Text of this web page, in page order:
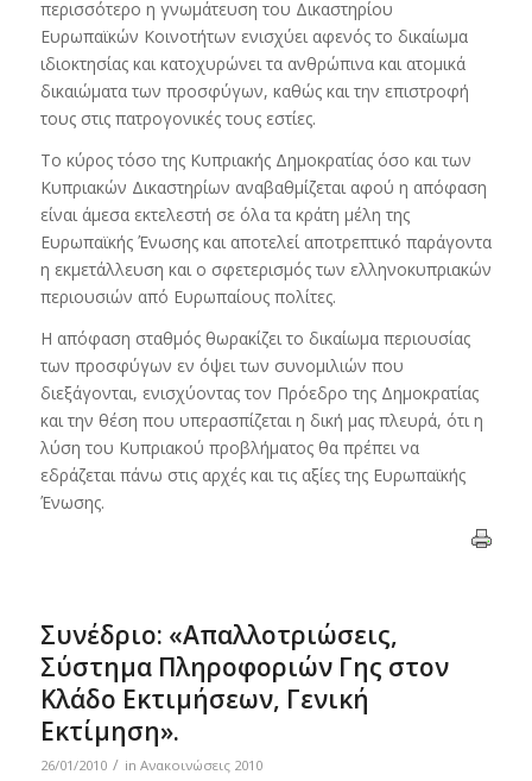
περισσότερο η γνωμάτευση του Δικαστηρίου
Ευρωπαϊκών Κοινοτήτων ενισχύει αφενός το δικαίωμα
ιδιοκτησίας και κατοχυρώνει τα ανθρώπινα και ατομικά
δικαιώματα των προσφύγων, καθώς και την επιστροφή
τους στις πατρογονικές τους εστίες.
Το κύρος τόσο της Κυπριακής Δημοκρατίας όσο και των
Κυπριακών Δικαστηρίων αναβαθμίζεται αφού η απόφαση
είναι άμεσα εκτελεστή σε όλα τα κράτη μέλη της
Ευρωπαϊκής Ένωσης και αποτελεί αποτρεπτικό παράγοντα
η εκμετάλλευση και ο σφετερισμός των ελληνοκυπριακών
περιουσιών από Ευρωπαίους πολίτες.
Η απόφαση σταθμός θωρακίζει το δικαίωμα περιουσίας
των προσφύγων εν όψει των συνομιλιών που
διεξάγονται, ενισχύοντας τον Πρόεδρο της Δημοκρατίας
και την θέση που υπερασπίζεται η δική μας πλευρά, ότι η
λύση του Κυπριακού προβλήματος θα πρέπει να
εδράζεται πάνω στις αρχές και τις αξίες της Ευρωπαϊκής
Ένωσης.
Συνέδριο: «Απαλλοτριώσεις,
Σύστημα Πληροφοριών Γης στον
Κλάδο Εκτιμήσεων, Γενική
Εκτίμηση».
26/01/2010 / in Ανακοινώσεις 2010